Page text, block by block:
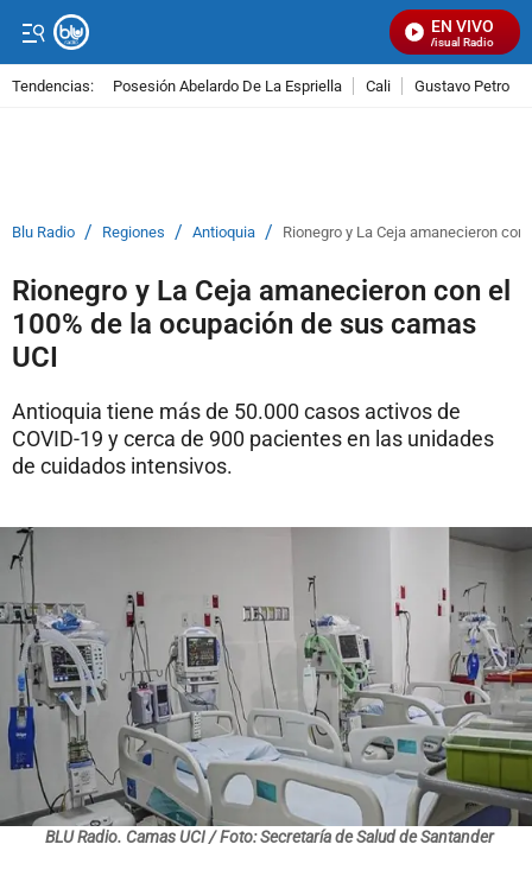
EN VIVO
Señal Visual Radio
Tendencias: Posesión Abelardo De La Espriella Cali Gustavo Petro
Blu Radio / Regiones / Antioquia / Rionegro y La Ceja amanecieron
Rionegro y La Ceja amanecieron con el
100% de la ocupación de sus camas
UCI
Antioquia tiene más de 50.000 casos activos de
COVID-19 y cerca de 900 pacientes en las unidades
de cuidados intensivos.
BLU Radio. Camas UCI / Foto: Secretaría de Salud de Santander